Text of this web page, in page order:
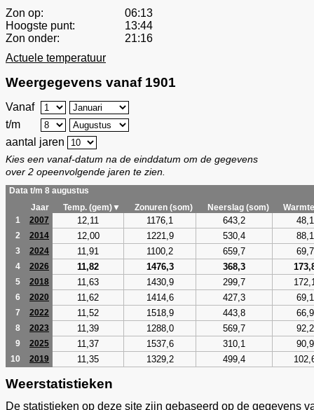
Zon op:
06:13
Hoogste punt:
13:44
Zon onder:
21:16
Actuele temperatuur
Weergegevens vanaf 1901
Vanaf
t/m
aantal jaren
Kies een vanaf-datum na de einddatum om de gegevens
over 2 opeenvolgende jaren te zien.
Data t/m 8 augustus
Jaar
Temp. (gem)▼ Zonuren (som) Neerslag (som)
1
2007 12,11 1176,1 643,2 48,1
2 2014 12,00 1221,9 530,4 88,1
3 2024 11,91 1100,2 659,7 69,7
4 2026 11,82 1476,3 368,3
5 2018 11,63 1430,9 299,7
6 2020 11,62 1414,6 427,3 69,1
7 2022 11,52 1518,9 443,8 66,9
8 2023 11,39 1288,0 569,7 92,2
9 2025 11,37 1537,6 310,1 90,9
10 2019 11,35 1329,2 499,4
Weerstatistieken
De statistieken op deze site zijn gebaseerd op de gegevens